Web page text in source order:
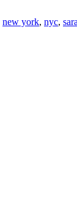
new york, nyc,